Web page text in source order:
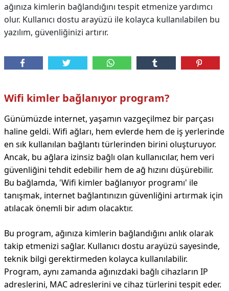
ağınıza kimlerin bağlandığını tespit etmenize yardımcı
olur. Kullanıcı dostu arayüzü ile kolayca kullanılabilen bu
yazılım, güvenliğinizi artırır.
Wifi kimler bağlanıyor program?
Günümüzde internet, yaşamın vazgeçilmez bir parçası
haline geldi. Wifi ağları, hem evlerde hem de iş yerlerinde
en sık kullanılan bağlantı türlerinden birini oluşturuyor.
Ancak, bu ağlara izinsiz bağlı olan kullanıcılar, hem veri
güvenliğini tehdit edebilir hem de ağ hızını düşürebilir.
Bu bağlamda, 'Wifi kimler bağlanıyor programı' ile
tanışmak, internet bağlantınızın güvenliğini artırmak için
atılacak önemli bir adım olacaktır.
Bu program, ağınıza kimlerin bağlandığını anlık olarak
takip etmenizi sağlar. Kullanıcı dostu arayüzü sayesinde,
teknik bilgi gerektirmeden kolayca kullanılabilir.
Program, aynı zamanda ağınızdaki bağlı cihazların IP
adreslerini, MAC adreslerini ve cihaz türlerini tespit eder.